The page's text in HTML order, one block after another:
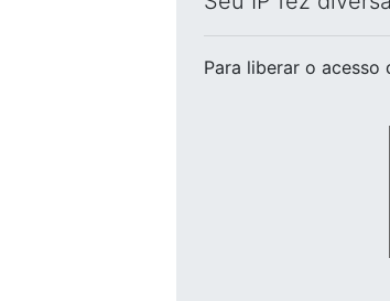
Para liberar o acesso